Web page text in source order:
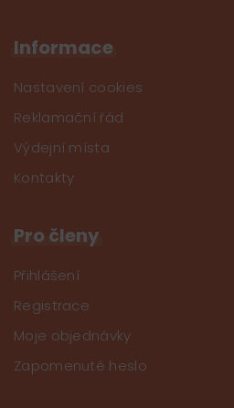
Informace
Nastavení cookies
Reklamační řád
Výdejní místa
Kontakty
Pro členy
Přihlášení
Registrace
Moje objednávky
Zapomenuté heslo